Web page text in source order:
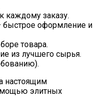
каждому заказу.
быстрое оформление и
товара.
из лучшего сырья.
настоящим
элитных